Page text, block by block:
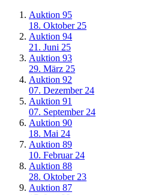
Auktion 95
18. Oktober 25
Auktion 94
21. Juni 25
Auktion 93
29. März 25
Auktion 92
07. Dezember 24
Auktion 91
07. September 24
Auktion 90
18. Mai 24
Auktion 89
10. Februar 24
Auktion 88
28. Oktober 23
Auktion 87